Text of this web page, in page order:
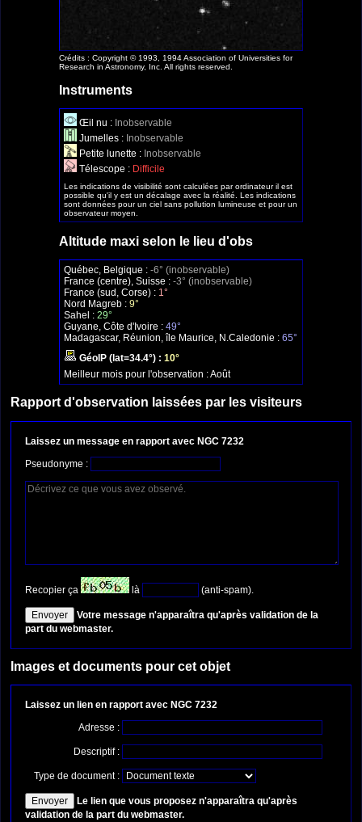
Crédits : Copyright © 1993, 1994 Association of Universities for
Research in Astronomy, Inc. All rights reserved.
Instruments
Œil nu : Inobservable
Jumelles : Inobservable
Petite lunette : Inobservable
Télescope : Difficile
Les indications de visibilité sont calculées par ordinateur il est
possible qu'il y est un décalage avec la réalité. Les indications
sont données pour un ciel sans pollution lumineuse et pour un
observateur moyen.
Altitude maxi selon le lieu d'obs
Québec, Belgique : -6° (inobservable)
France (centre), Suisse : -3° (inobservable)
France (sud, Corse) : 1°
Nord Magreb : 9°
Sahel : 29°
Guyane, Côte d'Ivoire : 49°
Madagascar, Réunion, île Maurice, N.Caledonie : 65°
GéoIP (lat=34.4°) : 10°
Meilleur mois pour l'observation :Août
Rapport d'observation laissées par les visiteurs
Laissez un message en rapport avec NGC 7232
Pseudonyme :
Recopier ça là (anti-spam).
Votre message n'apparaîtra qu'après validation de la
part du webmaster.
Images et documents pour cet objet
Laissez un lien en rapport avec NGC 7232
Adresse :
Descriptif :
Type de document :
Le lien que vous proposez n'apparaîtra qu'après
validation de la part du webmaster.